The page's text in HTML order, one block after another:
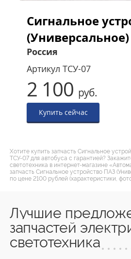
Сигнальное
Россия
Артикул ТСУ-07
2 100 руб.
Купить сейчас
Хотите купить запчасть Сигнальное
ТСУ-07 для автобуса с гарантией?
светотехника в интернет-магазине
запчасть Сигнальное устройство ПАЗ
по цене 2100 рублей (характеристики,
Лучшие
запчастей
светотехника